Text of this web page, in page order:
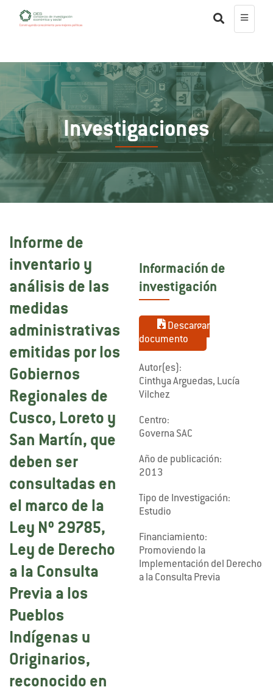
Investigaciones
Informe de
inventario y
análisis de las
medidas
administrativas
emitidas por los
Gobiernos
Regionales de
Cusco, Loreto y
San Martín, que
deben ser
consultadas en
el marco de la
Ley Nº 29785,
Ley de Derecho
a la Consulta
Previa a los
Pueblos
Indígenas u
Originarios,
reconocido en
Información de
investigación
Descargar
documento
Autor(es):
Cinthya Arguedas, Lucía
Vilchez
Centro:
Governa SAC
Año de publicación:
2013
Tipo de Investigación:
Estudio
Financiamiento:
Promoviendo la
Implementación del Derecho
a la Consulta Previa